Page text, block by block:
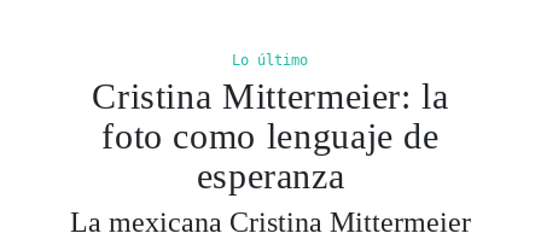
Lo último
Cristina Mittermeier: la
foto como lenguaje de
esperanza
La mexicana Cristina Mittermeier